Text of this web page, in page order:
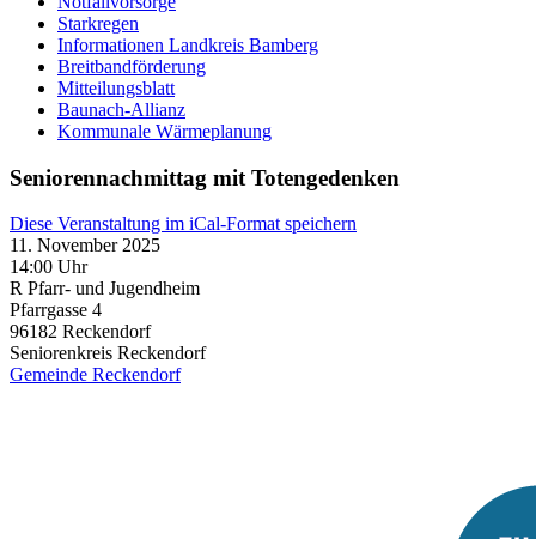
Starkregen
Informationen Landkreis Bamberg
Breitbandförderung
Mitteilungsblatt
Baunach-Allianz
Kommunale Wärmeplanung
Seniorennachmittag mit Totengedenken
Diese Veranstaltung im iCal-Format speichern
11. November 2025
14:00 Uhr
R Pfarr- und Jugendheim
Pfarrgasse 4
96182 Reckendorf
Seniorenkreis Reckendorf
Gemeinde Reckendorf